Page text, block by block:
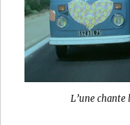
L’une chante